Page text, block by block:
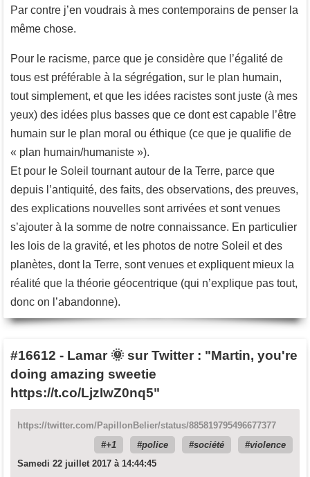
Par contre j’en voudrais à mes contemporains de penser la
même chose.
Pour le racisme, parce que je considère que l’égalité de
tous est préférable à la ségrégation, sur le plan humain,
tout simplement, et que les idées racistes sont juste (à mes
yeux) des idées plus basses que ce dont est capable l’être
humain sur le plan moral ou éthique (ce que je qualifie de
« plan humain/humaniste »).
Et pour le Soleil tournant autour de la Terre, parce que
depuis l’antiquité, des faits, des observations, des preuves,
des explications nouvelles sont arrivées et sont venues
s’ajouter à la somme de notre connaissance. En particulier
les lois de la gravité, et les photos de notre Soleil et des
planètes, dont la Terre, sont venues et expliquent mieux la
réalité que la théorie géocentrique (qui n’explique pas tout,
donc on l’abandonne).
#16612 - Lamar 🌞 sur Twitter : "Martin, you're
doing amazing sweetie
https://t.co/LjzIwZ0nq5"
https://twitter.com/PapillonBelier/status/885819795496677377
+1
police société
violence
Samedi 22 juillet 2017 à 14:44:45